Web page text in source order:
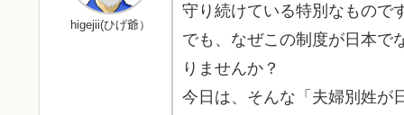
higejii(ひげ爺）
守り続けている特別なもので
でも、なぜこの制度が日本で
りませんか？
今日は、そんな「夫婦別姓が